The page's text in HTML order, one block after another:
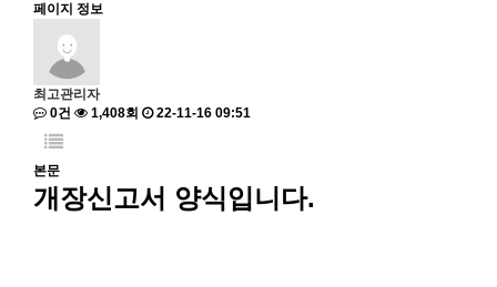
페이지 정보
최고관리자
0건
1,408회 22-11-16 09:51
본문
개장신고서 양식입니다.